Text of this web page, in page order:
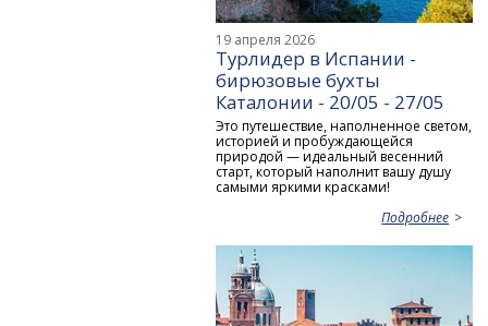
19 апреля 2026
Турлидер в Испании -
бирюзовые бухты
Каталонии - 20/05 - 27/05
Это путешествие, наполненное светом,
историей и пробуждающейся
природой — идеальный весенний
старт, который наполнит вашу душу
самыми яркими красками!
Подробнее